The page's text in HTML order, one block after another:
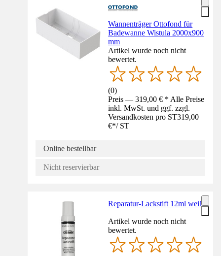
Wannenträger Ottofond für
Badewanne Wistula 2000x900
mm
Artikel wurde noch nicht
bewertet.
(0)
Preis — 319,00 € * Alle Preise
inkl. MwSt. und ggf. zzgl.
Versandkosten pro ST319,00
€*/ ST
Online bestellbar
Nicht reservierbar
Reparatur-Lackstift 12ml weiß
Artikel wurde noch nicht
bewertet.